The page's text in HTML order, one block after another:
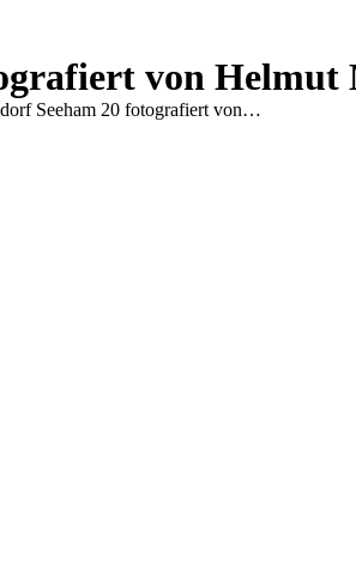
von Helmut
sich hier:
Seeham 20 fotografiert von…